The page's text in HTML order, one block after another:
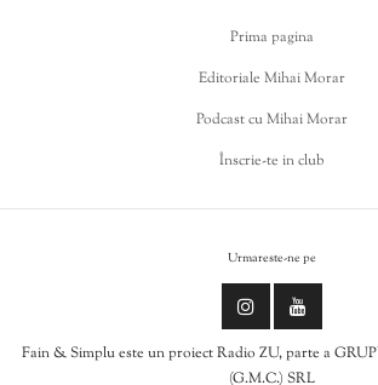
Prima pagina
Editoriale Mihai Morar
Podcast cu Mihai Morar
Înscrie-te in club
Urmareste-ne pe
Fain & Simplu este un proiect Radio ZU, parte a
(G.M.C.) SRL